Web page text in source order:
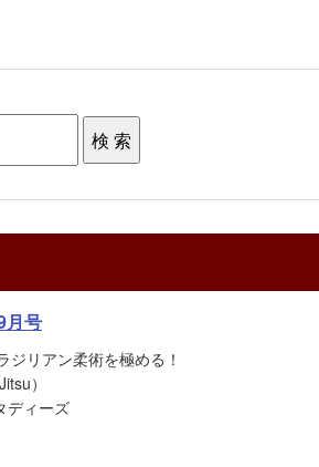
月号
リアン柔術を極める！
）
ディーズ